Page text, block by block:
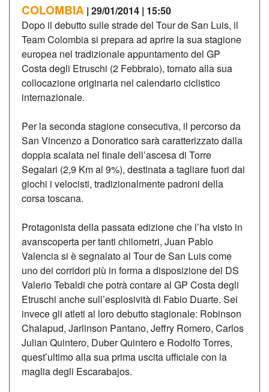
COLOMBIA | 29/01/2014 | 15:50
Dopo il debutto sulle strade del Tour de San Luis, il
Team Colombia si prepara ad aprire la sua stagione
europea nel tradizionale appuntamento del GP
Costa degli Etruschi (2 Febbraio), tornato alla sua
collocazione originaria nel calendario ciclistico
internazionale.
Per la seconda stagione consecutiva, il percorso da
San Vincenzo a Donoratico sarà caratterizzato dalla
doppia scalata nel finale dell’ascesa di Torre
Segalari (2,9 Km al 9%), destinata a tagliare fuori dai
giochi i velocisti, tradizionalmente padroni della
corsa toscana.
Protagonista della passata edizione che l’ha visto in
avanscoperta per tanti chilometri, Juan Pablo
Valencia si è segnalato al Tour de San Luis come
uno dei corridori più in forma a disposizione del DS
Valerio Tebaldi che potrà contare al GP Costa degli
Etruschi anche sull’esplosività di Fabio Duarte. Sei
invece gli atleti al loro debutto stagionale: Robinson
Chalapud, Jarlinson Pantano, Jeffry Romero, Carlos
Julian Quintero, Duber Quintero e Rodolfo Torres,
quest’ultimo alla sua prima uscita ufficiale con la
maglia degli Escarabajos.